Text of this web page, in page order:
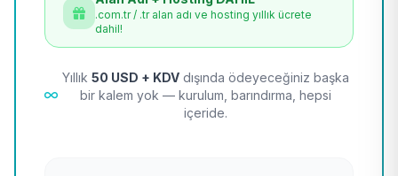
.com.tr / .tr alan adı ve hosting yıllık ücrete
dahil!
Yıllık 50 USD + KDV dışında ödeyeceğiniz başka
bir kalem yok — kurulum, barındırma, hepsi
içeride.